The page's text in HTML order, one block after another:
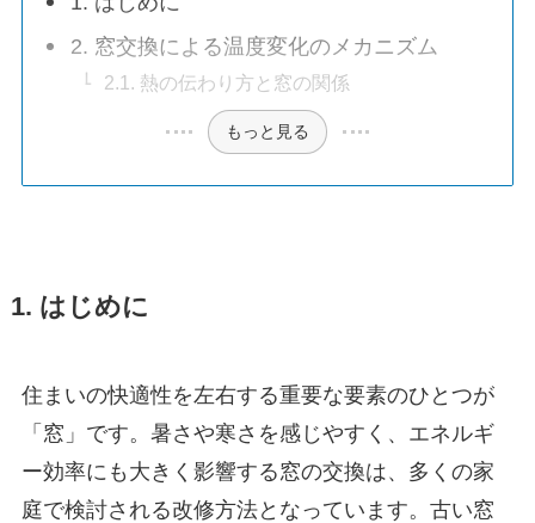
2. 窓交換による温度変化のメカニズム
2.1. 熱の伝わり方と窓の関係
もっと見る
1. はじめに
住まいの快適性を左右する重要な要素のひとつが
「窓」です。暑さや寒さを感じやすく、エネルギ
ー効率にも大きく影響する窓の交換は、多くの家
庭で検討される改修方法となっています。古い窓